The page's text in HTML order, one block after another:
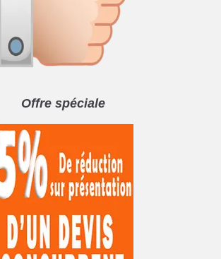
Offre spéciale